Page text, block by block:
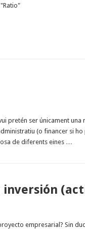
pretén ser únicament
(o financer si
de diferents eines …
empresarial? Sin